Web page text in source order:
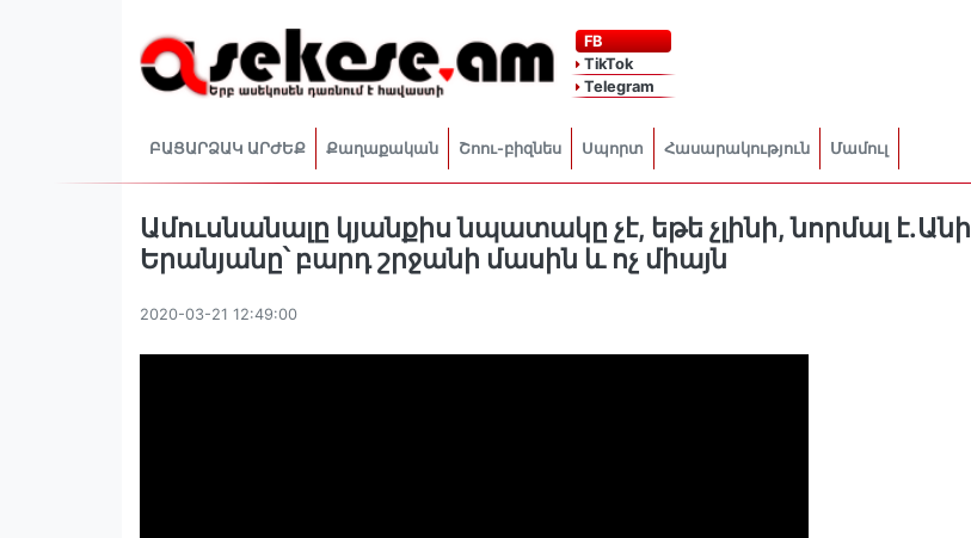
FB
TikTok
Telegram
ԲԱՑԱՐՁԱԿ ԱՐԺԵՔ Քաղաքական Շոու-բիզնես Սպորտ Հասարակություն Մամուլ
Ամուսնանալը կյանքիս նպատակը չէ, եթե չլինի, նորմալ է.Անի
Երանյանը՝ բարդ շրջանի մասին և ոչ միայն
2020-03-21 12:49:00